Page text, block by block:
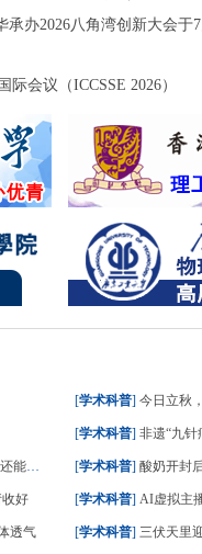
办2026八角湾创新大会于
会议（ICCSSE 2026）
吃？
好
透气
[学术科普] 今日立秋
[学术科普] 非遗“九针
[学术科普] 酸奶开封
[学术科普] AI虚拟主播
[学术科普] 三伏天里